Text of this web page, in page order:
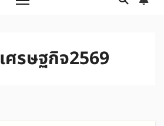
เศรษฐกิจ2569